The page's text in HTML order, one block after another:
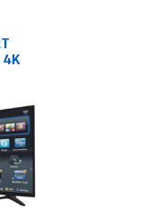
4K